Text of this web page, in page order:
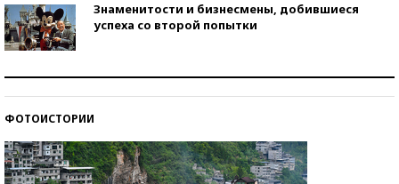
Знаменитости и бизнесмены, добившиеся
успеха со второй попытки
ФОТОИСТОРИИ